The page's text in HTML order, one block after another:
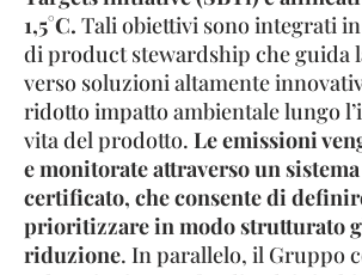
1,5°C. Tali obiettivi sono integrati
di product stewardship che guida
verso soluzioni altamente
ridotto impatto ambientale lungo
vita del prodotto. Le emissioni
e monitorate attraverso un
certificato, che consente di
prioritizzare in modo strutturato
riduzione. In parallelo, il Gruppo